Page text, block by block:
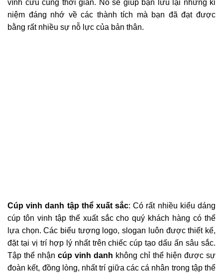
vĩnh cửu cùng thời gian. Nó sẽ giúp bạn lưu lại những kỉ
niệm đáng nhớ về các thành tích mà bạn đã đạt được
bằng rất nhiều sự nỗ lực của bản thân.
Cúp vinh danh tập thể xuất sắc: Có rất nhiều kiểu dáng
cúp tôn vinh tập thể xuất sắc cho quý khách hàng có thể
lựa chọn. Các biểu tượng logo, slogan luôn được thiết kế,
đặt tại vị trí hợp lý nhất trên chiếc cúp tạo dấu ấn sâu sắc.
Tập thể nhận cúp vinh danh không chỉ thể hiện được sự
đoàn kết, đồng lòng, nhất trí giữa các cá nhân trong tập thể